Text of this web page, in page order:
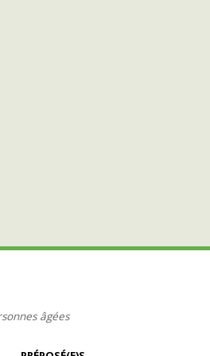
âgées